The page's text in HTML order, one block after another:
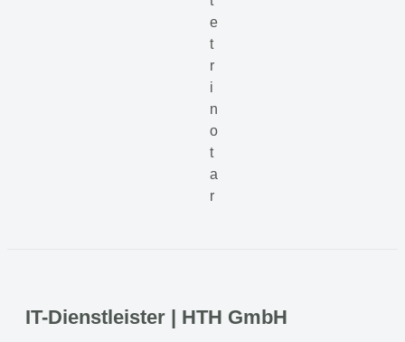
IT-Dienstleister | HTH GmbH